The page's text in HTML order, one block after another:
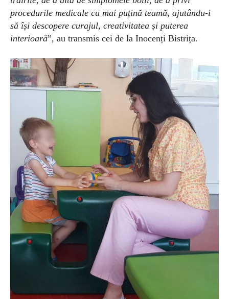
procedurile medicale cu mai puțină teamă, ajutându-i
să își descopere curajul, creativitatea și puterea
interioară”, au transmis cei de la Inocenți Bistrița.